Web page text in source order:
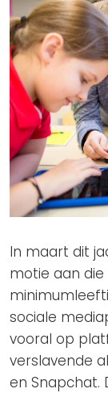
In maart dit
motie aan
sociale
vooral op
verslavende
en Snapchat.